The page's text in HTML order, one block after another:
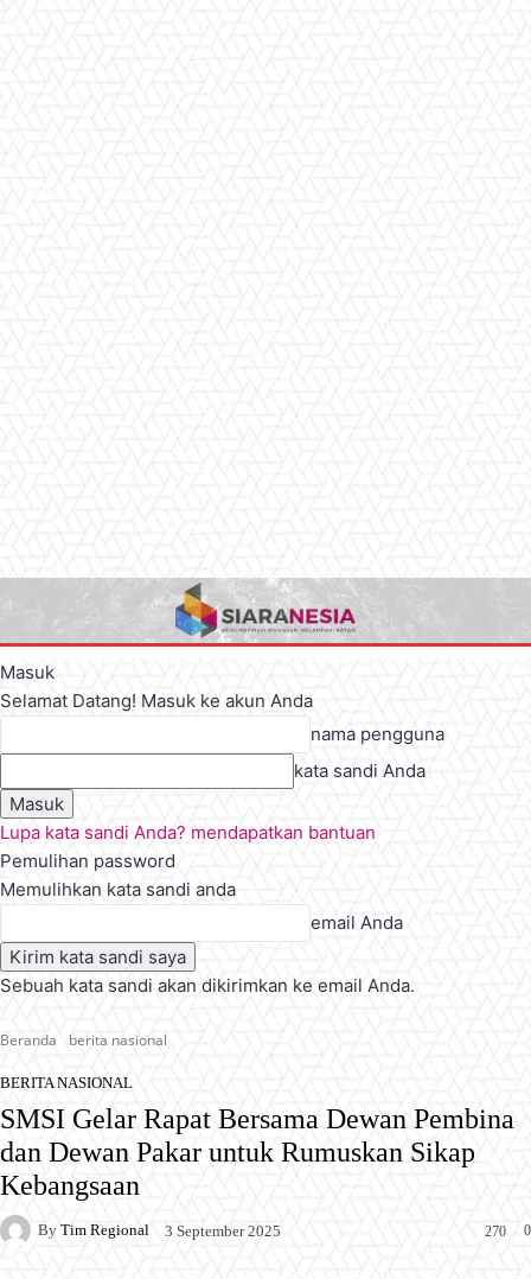
Masuk
Selamat Datang! Masuk ke akun Anda
nama pengguna
kata sandi Anda
Lupa kata sandi Anda? mendapatkan bantuan
Pemulihan password
Memulihkan kata sandi anda
email Anda
Sebuah kata sandi akan dikirimkan ke email Anda.
Beranda berita nasional
BERITA NASIONAL
SMSI Gelar Rapat Bersama Dewan Pembina
dan Dewan Pakar untuk Rumuskan Sikap
Kebangsaan
By Tim Regional 3 September 2025 0
270